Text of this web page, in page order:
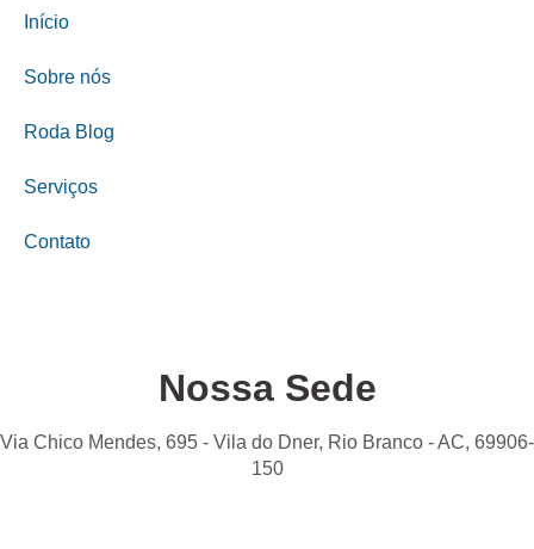
Início
Sobre nós
Roda Blog
Serviços
Contato
Nossa Sede
Via Chico Mendes, 695 - Vila do Dner, Rio Branco - AC, 69906-
150